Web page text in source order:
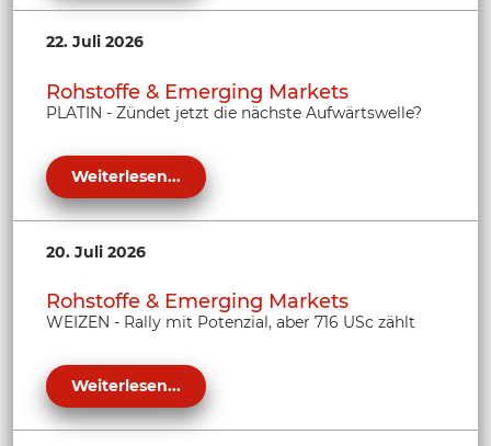
22. Juli 2026
Rohstoffe & Emerging Markets
PLATIN - Zündet jetzt die nächste Aufwärtswelle?
Weiterlesen...
20. Juli 2026
Rohstoffe & Emerging Markets
WEIZEN - Rally mit Potenzial, aber 716 USc zählt
Weiterlesen...